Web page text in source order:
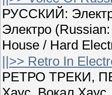
РУССКИЙ:
Электро
House / Hard
||>> Retro In
РЕТРО ТРЕКИ,